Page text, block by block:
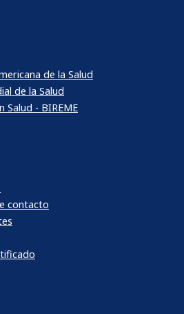
de la Salud
de la Salud
Salud - BIREME
contacto